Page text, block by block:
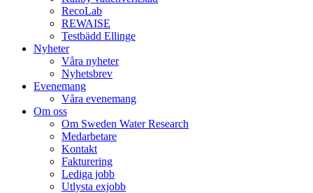
RecoLab
REWAISE
Testbädd Ellinge
Nyheter
Våra nyheter
Nyhetsbrev
Evenemang
Våra evenemang
Om oss
Om Sweden Water Research
Medarbetare
Kontakt
Fakturering
Lediga jobb
Utlysta exjobb